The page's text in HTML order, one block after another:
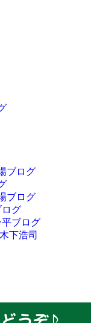
ブログ
ブログ
ログ
ブログ
下浩司